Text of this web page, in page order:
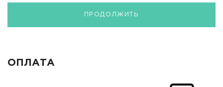
ПРОДОЛЖИТЬ
ОПЛАТА